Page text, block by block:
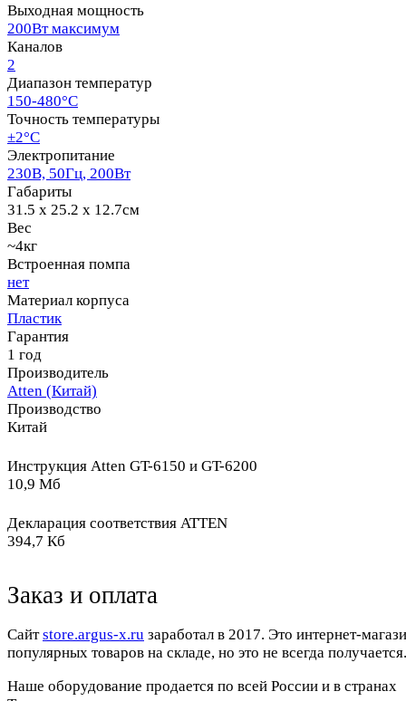
Выходная мощность
200Вт максимум
Каналов
2
Диапазон температур
150-480°С
Точность температуры
±2°С
Электропитание
230В, 50Гц, 200Вт
Габариты
31.5 x 25.2 x 12.7см
Вес
~4кг
Встроенная помпа
нет
Материал корпуса
Пластик
Гарантия
1 год
Производитель
Atten (Китай)
Производство
Китай
Инструкция Atten GT-6150 и GT-6200
10,9 Мб
Декларация соответствия ATTEN
394,7 Кб
Заказ и оплата
Cайтstore.argus-x.ru заработал в 2017. Это интернет-
популярных товаров на складе, но это не всегда
Наше оборудование продается по всей России и в странах